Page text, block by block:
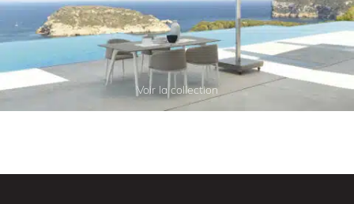
Voir la collection